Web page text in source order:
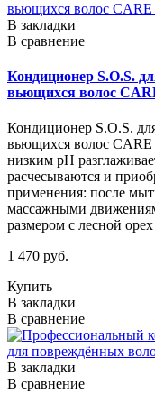
В закладки
В сравнение
Кондиционер S.O.S.
вьющихся волос
Кондиционер S.O.S.
вьющихся волос
низким pH
расчесываются и
применения: после
массажными
размером с лесной
1 470 руб.
Купить
В закладки
В сравнение
В закладки
В сравнение